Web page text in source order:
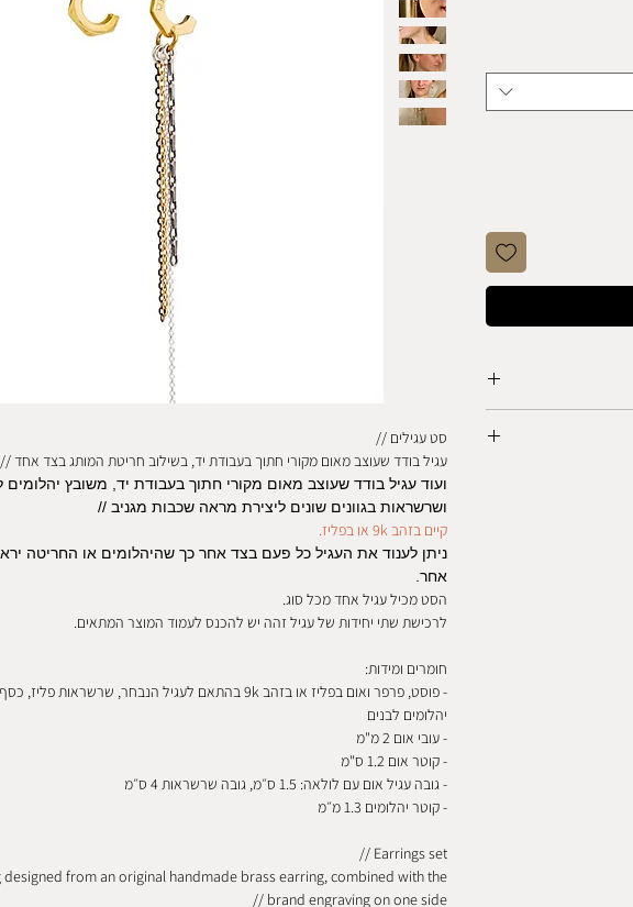
סט עגילים //
עגיל בודד שעוצב מאום מקורי חתוך בעבודת יד, בשילוב חריטת המותג בצד אחד //
ועוד עגיל בודד שעוצב מאום מקורי חתוך בעבודת יד, משובץ יהלומים
ושרשראות בגוונים שונים ליצירת מראה שכבות מגניב //
קיים בזהב 9k או בפליז.
ניתן לענוד את העגיל כל פעם בצד אחר כך שהיהלומים או החריטה
אחר.
הסט מכיל עגיל אחד מכל סוג.
לרכישת שתי יחידות של עגיל זהה יש להכנס לעמוד המוצר המתאים.
חומרים ומידות:
יהלומים לבנים
- עובי אום 2 מ"מ
- קוטר אום 1.2 ס"מ
- גובה עגיל אום עם לולאה: 1.5 ס״מ, גובה שרשראות 4 ס״מ
- קוטר יהלומים 1.3 מ״מ
Earrings set //
designed from an original handmade brass earring, combined with the
brand engraving on one side //